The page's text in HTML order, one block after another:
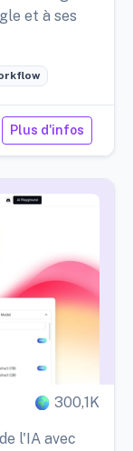
et à ses
Plus d'infos
300,1K
l'IA avec